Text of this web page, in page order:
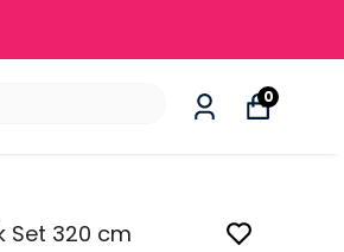
0
Set 320 cm